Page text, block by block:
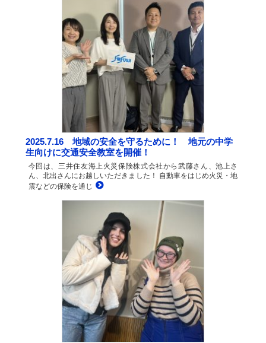
2025.7.16 地域の安全を守るために！ 地元の中学
生向けに交通安全教室を開催！
今回は、三井住友海上火災保険株式会社から武藤さん、池上さ
ん、北出さんにお越しいただきました！ 自動車をはじめ火災・地
震などの保険を通じ